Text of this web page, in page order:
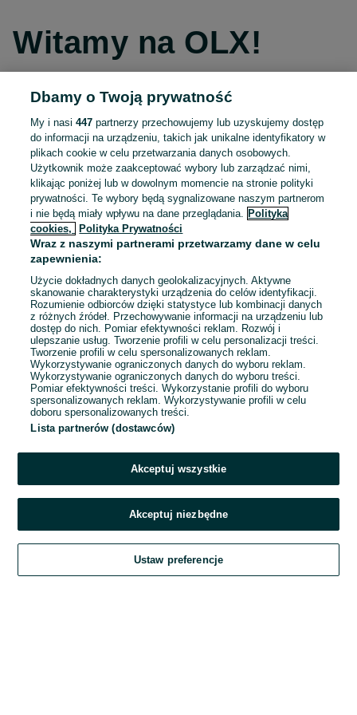
Witamy na OLX!
Kontynuuj przez Facebooka
Kontynuuj przez konto Apple
Kontynuuj przez konto Google
LUB
E-mail
Hasło
Zaloguj się
Kontynuując za pośrednictwem jednego z dostawców wskazanych powyżej,
OLX.pl w jego aktualnym brzmieniu.
Dbamy o Twoją prywatność
My i nasi447 partnerzy przechowujemy lub uzyskujemy dostęp
do informacji na urządzeniu, takich jak unikalne identyfikatory w
plikach cookie w celu przetwarzania danych osobowych.
Użytkownik może zaakceptować wybory lub zarządzać nimi,
klikając poniżej lub w dowolnym momencie na stronie polityki
prywatności. Te wybory będą sygnalizowane naszym partnerom
i nie będą miały wpływu na dane przeglądania.
Polityka
cookies,
Polityka Prywatności
Wraz z naszymi partnerami przetwarzamy dane w celu
zapewnienia:
Użycie dokładnych danych geolokalizacyjnych. Aktywne
skanowanie charakterystyki urządzenia do celów identyfikacji.
Rozumienie odbiorców dzięki statystyce lub kombinacji danych
z różnych źródeł. Przechowywanie informacji na urządzeniu lub
dostęp do nich. Pomiar efektywności reklam. Rozwój i
ulepszanie usług. Tworzenie profili w celu personalizacji treści.
Tworzenie profili w celu spersonalizowanych reklam.
Wykorzystywanie ograniczonych danych do wyboru reklam.
Wykorzystywanie ograniczonych danych do wyboru treści.
Pomiar efektywności treści. Wykorzystanie profili do wyboru
spersonalizowanych reklam. Wykorzystywanie profili w celu
doboru spersonalizowanych treści.
Lista partnerów (dostawców)
Akceptuj wszystkie
Akceptuj niezbędne
Ustaw preferencje